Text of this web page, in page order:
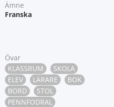
Ämne
Franska
Övar
KLASSRUM
SKOLA
ELEV
LÄRARE
BOK
BORD
STOL
PENNFODRAL